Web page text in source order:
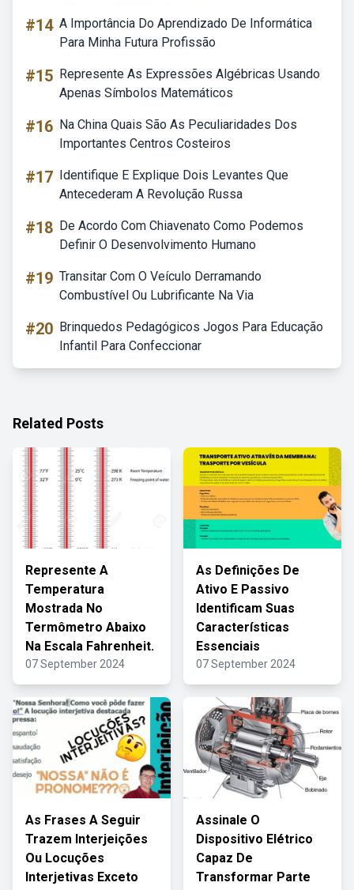
#14 A Importância Do Aprendizado De Informática
Para Minha Futura Profissão
#15 Represente As Expressões Algébricas Usando
Apenas Símbolos Matemáticos
#16 Na China Quais São As Peculiaridades Dos
Importantes Centros Costeiros
#17 Identifique E Explique Dois Levantes Que
Antecederam A Revolução Russa
#18 De Acordo Com Chiavenato Como Podemos
Definir O Desenvolvimento Humano
#19 Transitar Com O Veículo Derramando
Combustível Ou Lubrificante Na Via
#20 Brinquedos Pedagógicos Jogos Para Educação
Infantil Para Confeccionar
Related Posts
Represente A
Temperatura
Mostrada No
Termômetro Abaixo
Na Escala Fahrenheit.
07 September 2024
As Definições De
Ativo E Passivo
Identificam Suas
Características
Essenciais
07 September 2024
As Frases A Seguir
Trazem Interjeições
Ou Locuções
Interjetivas Exceto
Assinale O
Dispositivo Elétrico
Capaz De
Transformar Parte